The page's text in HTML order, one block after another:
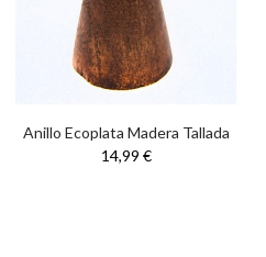
Anillo Ecoplata Madera Tallada
14,99 €